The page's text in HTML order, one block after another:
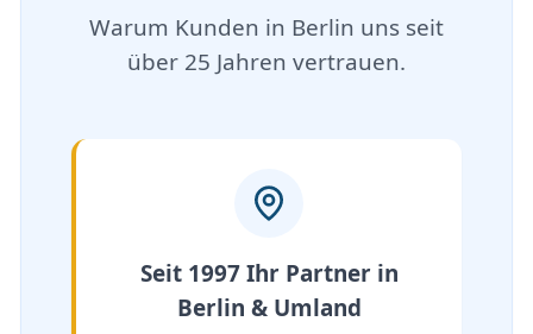
Warum Kunden in Berlin uns seit
über 25 Jahren vertrauen.
Seit 1997 Ihr Partner in
Berlin & Umland